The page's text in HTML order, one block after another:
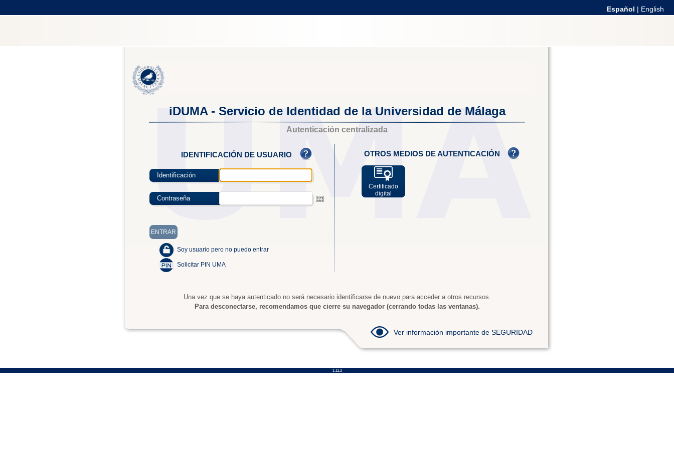
Español | English
iDUMA - Servicio de Identidad de la Universidad de Málaga
Autenticación centralizada
IDENTIFICACIÓN DE USUARIO
Identificación
Contraseña
Soy usuario pero no puedo entrar
Solicitar PIN UMA
OTROS MEDIOS DE AUTENTICACIÓN
Certificado
digital
Una vez que se haya autenticado no será necesario identificarse de nuevo para acceder a otros recursos.
Para desconectarse, recomendamos que cierre su navegador (cerrando todas las ventanas).
Ver información importante de SEGURIDAD
1.11.2